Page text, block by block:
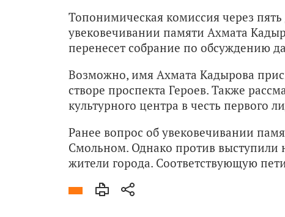
Топонимическая комиссия через
увековечивании памяти Ахмата
перенесет собрание по обсуждению
Возможно, имя Ахмата Кадырова
створе проспекта Героев. Также
культурного центра в честь первого
Ранее вопрос об увековечивании
Смольном. Однако против выступили
жители города. Соответствующую